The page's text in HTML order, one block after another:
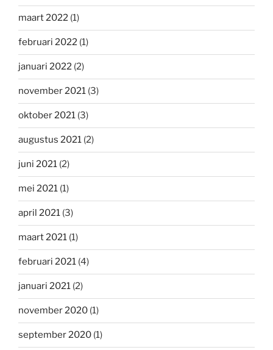
maart 2022 (1)
februari 2022 (1)
januari 2022 (2)
november 2021 (3)
oktober 2021 (3)
augustus 2021 (2)
juni 2021 (2)
mei 2021 (1)
april 2021 (3)
maart 2021 (1)
februari 2021 (4)
januari 2021 (2)
november 2020 (1)
september 2020 (1)